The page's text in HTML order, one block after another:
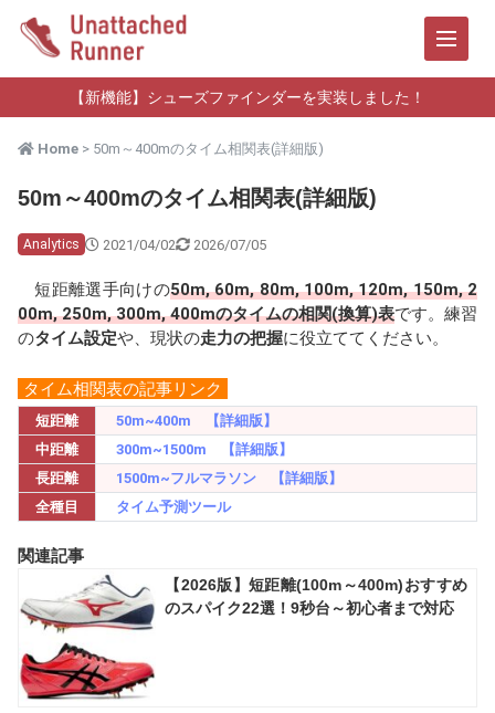
【新機能】シューズファインダーを実装しました！
Home > 50m～400mのタイム相関表(詳細版)
50m～400mのタイム相関表(詳細版)
Analytics 2021/04/02 2026/07/05
短距離選手向けの50m, 60m, 80m, 100m, 120m, 150m, 2
00m, 250m, 300m, 400mのタイムの相関(換算)表です。練習
のタイム設定や、現状の走力の把握に役立ててください。
タイム相関表の記事リンク
短距離 50m~400m
【詳細版】
中距離
300m~1500m
【詳細版】
長距離
1500m~フルマラソン
【詳細版】
全種目
タイム予測ツール
関連記事
【2026版】短距離(100m～400m)おすすめ
のスパイク22選！9秒台～初心者まで対応